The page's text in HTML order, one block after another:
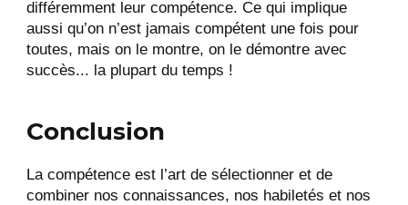
différemment leur compétence. Ce qui implique
aussi qu’on n’est jamais compétent une fois pour
toutes, mais on le montre, on le démontre avec
succès... la plupart du temps !
Conclusion
La compétence est l’art de sélectionner et de
combiner nos connaissances, nos habiletés et nos